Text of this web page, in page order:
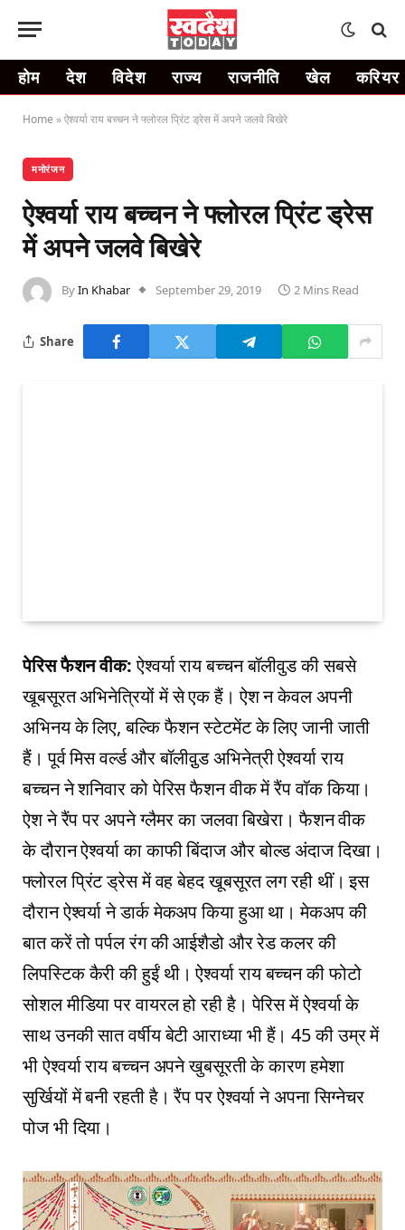
होम देश विदेश राज्य राजनीति खेल करियर
Home »ऐश्वर्या राय बच्चन ने फ्लोरल प्रिंट ड्रेस में अपने जलवे बिखेरे
मनोरंजन
ऐश्वर्या राय बच्चन ने फ्लोरल प्रिंट ड्रेस
में अपने जलवे बिखेरे
ByIn Khabar September 29, 2019 2 Mins Read
Share
पेरिस फैशन वीक:ऐश्वर्या राय बच्चन बॉलीवुड की सबसे
खूबसूरत अभिनेत्रियों में से एक हैं। ऐश न केवल अपनी
अभिनय के लिए, बल्कि फैशन स्टेटमेंट के लिए जानी जाती
हैं। पूर्व मिस वर्ल्ड और बॉलीवु़ड अभिनेत्री ऐश्वर्या राय
बच्चन ने शनिवार को पेरिस फैशन वीक में रैंप वॉक किया।
ऐश ने रैंप पर अपने ग्लैमर का जलवा बिखेरा। फैशन वीक
के दौरान ऐश्वर्या का काफी बिंदाज और बोल्ड अंदाज दिखा।
फ्लोरल प्रिंट ड्रेस में वह बेहद खूबसूरत लग रही थीं। इस
दौरान ऐश्वर्या ने डार्क मेकअप किया हुआ था। मेकअप की
बात करें तो पर्पल रंग की आईशैडो और रेड कलर की
लिपस्टिक कैरी की हुईं थी। ऐश्वर्या राय बच्चन की फोटो
सोशल मीडिया पर वायरल हो रही है। पेरिस में ऐश्वर्या के
साथ उनकी सात वर्षीय बेटी आराध्या भी हैं। 45 की उम्र में
भी ऐश्वर्या राय बच्चन अपने खुबसूरती के कारण हमेशा
सुर्खियों में बनी रहती है। रैंप पर ऐश्वर्या ने अपना सिग्नेचर
पोज भी दिया।